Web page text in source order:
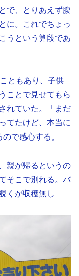
で、とりあえず腹
に。これでちょっ
うという算段であ
ともあり、子供
ことで見せてもら
れていた。「まだ
てたけど、本当に
で感心する。
親が帰るというの
そこで別れる。バ
くが収穫無し